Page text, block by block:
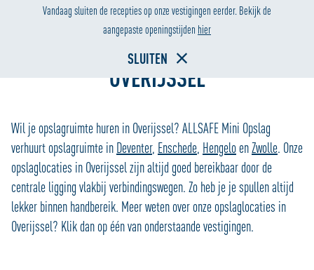
Vandaag sluiten de recepties op onze vestigingen eerder. Bekijk de
aangepaste openingstijden hier
SLUITEN
Home
OVERIJSSEL
Wil je opslagruimte huren in Overijssel? ALLSAFE Mini Opslag
verhuurt opslagruimte in Deventer, Enschede, HengeloenZwolle. Onze
opslaglocaties in Overijssel zijn altijd goed bereikbaar door de
centrale ligging vlakbij verbindingswegen. Zo heb je je spullen altijd
lekker binnen handbereik. Meer weten over onze opslaglocaties in
Overijssel? Klik dan op één van onderstaande vestigingen.